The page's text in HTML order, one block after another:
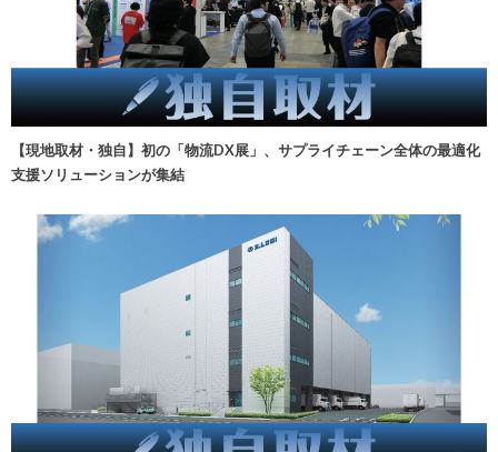
【現地取材・独自】初の「物流DX展」、サプライチェーン全体の最適化
支援ソリューションが集結